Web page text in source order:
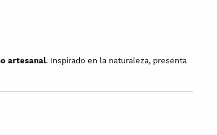
artesanal. Inspirado en la naturaleza, presenta